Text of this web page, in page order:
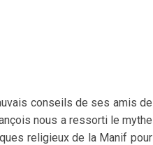
conseils de ses amis de
nous a ressorti le mythe
religieux de la Manif pour